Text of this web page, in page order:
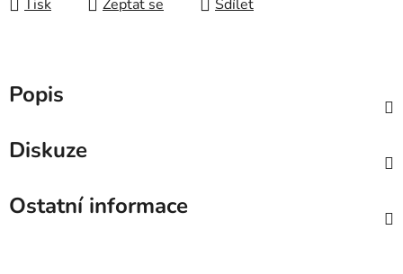
Tisk Zeptat se Sdílet
Popis
Diskuze
Ostatní informace